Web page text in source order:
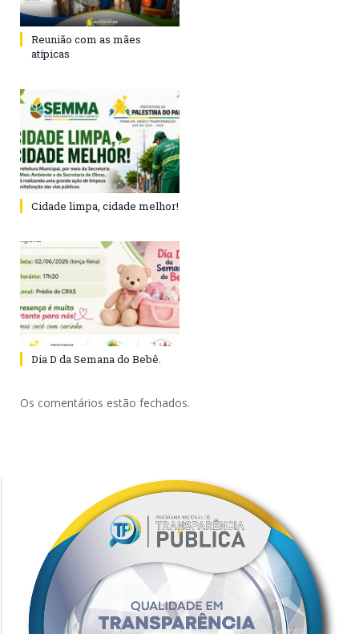
Reunião com as mães
atípicas
Cidade limpa, cidade melhor!
Dia D da Semana do Bebê.
Os comentários estão fechados.